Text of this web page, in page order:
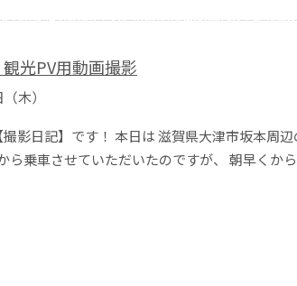
観光PV用動画撮影
木）
撮影日記】です！ 本日は 滋賀県大津市坂本周
ら乗車させていただいたのですが、 朝早くか